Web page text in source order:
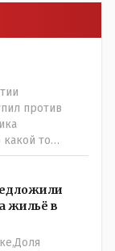
против
какой то
против
не поверю,
народ уже и
жильё в